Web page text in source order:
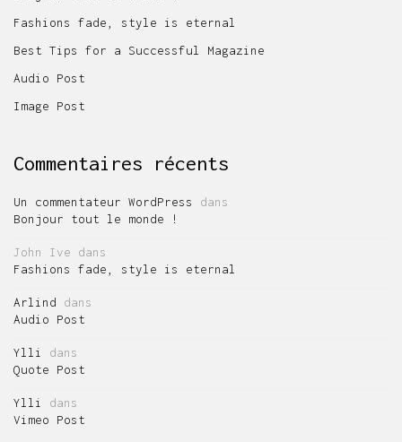
Fashions fade, style is eternal
Best Tips for a Successful Magazine
Audio Post
Image Post
Commentaires récents
Un commentateur WordPress
dans
Bonjour tout le monde !
John Ive dans
Fashions fade, style is eternal
Arlind dans
Audio Post
Ylli
dans
Quote Post
Ylli
dans
Vimeo Post